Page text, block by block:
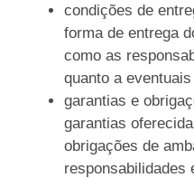
condições de
forma de entrega
como as
quanto a
garantias e
garantias
obrigações de
responsabilidades